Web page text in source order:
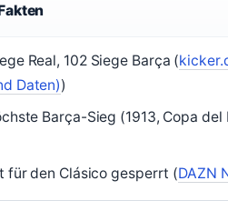
Real, 102 Siege Barça (
Daten))
Barça-Sieg (1913, Copa del
für den Clásico gesperrt (DAZN